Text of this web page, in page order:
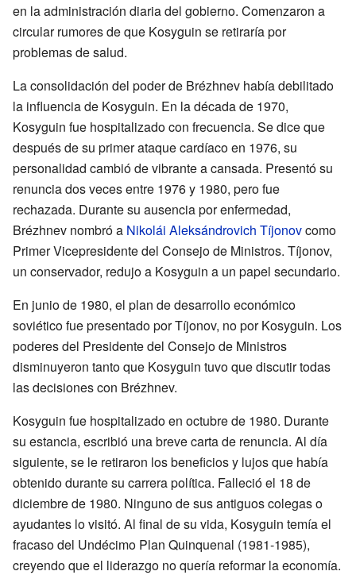
en la administración diaria del gobierno. Comenzaron a
circular rumores de que Kosyguin se retiraría por
problemas de salud.
La consolidación del poder de Brézhnev había debilitado
la influencia de Kosyguin. En la década de 1970,
Kosyguin fue hospitalizado con frecuencia. Se dice que
después de su primer ataque cardíaco en 1976, su
personalidad cambió de vibrante a cansada. Presentó su
renuncia dos veces entre 1976 y 1980, pero fue
rechazada. Durante su ausencia por enfermedad,
Brézhnev nombró a Nikolái Aleksándrovich Tíjonovcomo
Primer Vicepresidente del Consejo de Ministros. Tíjonov,
un conservador, redujo a Kosyguin a un papel secundario.
En junio de 1980, el plan de desarrollo económico
soviético fue presentado por Tíjonov, no por Kosyguin. Los
poderes del Presidente del Consejo de Ministros
disminuyeron tanto que Kosyguin tuvo que discutir todas
las decisiones con Brézhnev.
Kosyguin fue hospitalizado en octubre de 1980. Durante
su estancia, escribió una breve carta de renuncia. Al día
siguiente, se le retiraron los beneficios y lujos que había
obtenido durante su carrera política. Falleció el 18 de
diciembre de 1980. Ninguno de sus antiguos colegas o
ayudantes lo visitó. Al final de su vida, Kosyguin temía el
fracaso del Undécimo Plan Quinquenal (1981-1985),
creyendo que el liderazgo no quería reformar la economía.